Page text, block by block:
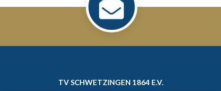
TV SCHWETZINGEN 1864 E.V.